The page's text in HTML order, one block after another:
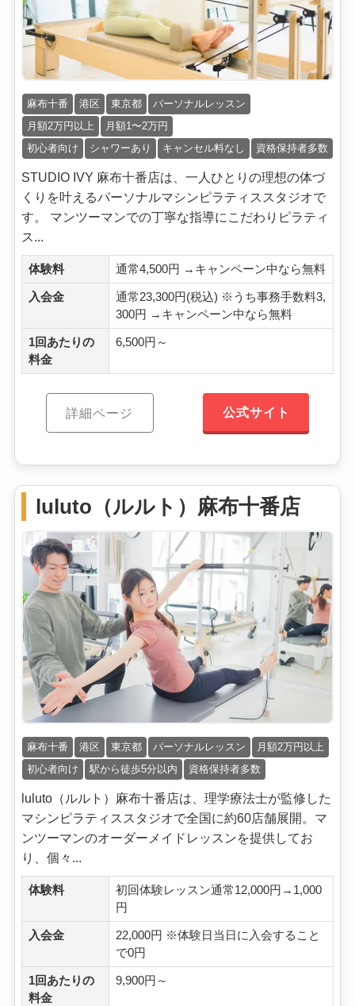
麻布十番 港区 東京都
パーソナルレッスン
月額2万円以上
月額1〜2万円
初心者向け
シャワーあり キャンセル料なし 資格保持者多数
STUDIO IVY 麻布十番店は、一人ひとりの理想の体づ
くりを叶えるパーソナルマシンピラティススタジオで
す。 マンツーマンでの丁寧な指導にこだわりピラティ
ス...
体験料 通常4,500円 →キャンペーン中なら無料
入会金
通常23,300円(税込) ※うち事務手数料3,
300円 →キャンペーン中なら無料
1回あたりの
料金
6,500円～
詳細ページ 公式サイト
luluto（ルルト）麻布十番店
麻布十番 港区 東京都 パーソナルレッスン
月額2万円以上
初心者向け
駅から徒歩5分以内 資格保持者多数
luluto（ルルト）麻布十番店は、理学療法士が監修した
マシンピラティススタジオで全国に約60店舗展開。マ
ンツーマンのオーダーメイドレッスンを提供してお
り、個々...
体験料
初回体験レッスン通常12,000円→1,000
円
入会金
22,000円 ※体験日当日に入会すること
で0円
1回あたりの
料金
9,900円～